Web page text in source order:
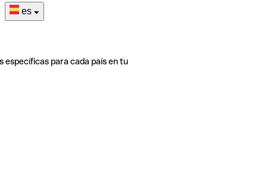
es
específicas para cada país en tu